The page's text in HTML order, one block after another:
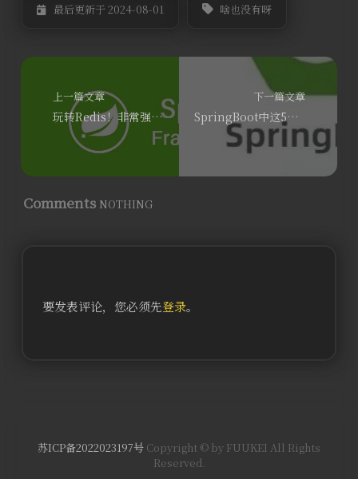
最后更新于 2024-08-01 啥也没有呀
上一篇文章
玩转Redis！非常强大的Redisson分布式集合，少写60%代码
下一篇文章
SpringBoot中这5种高大上的yml文件读取方式，你知道吗？
Comments NOTHING
要发表评论，您必须先登录。
苏ICP备2022023197号 Copyright © by FUUKEI All Rights
Reserved.